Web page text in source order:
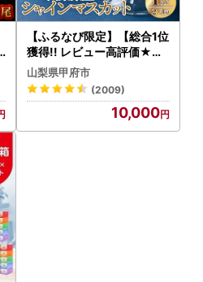
【ふるなび限定】【総合1位
獲得!! レビュー高評価★】
〈2026年度配送分〉山梨
県産 シャインマスカット 2
～3房（1.0kg以上）シャイ
ン フルーツ FN-Limited-S
P
山梨県甲府市
(2009)
10,000